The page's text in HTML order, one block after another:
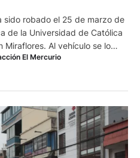
sido robado el 25 de marzo de
de la Universidad de Católica
Miraflores. Al vehículo se lo
de marzo, en la cercanía del
las primeras informaciones,
El Mercurio